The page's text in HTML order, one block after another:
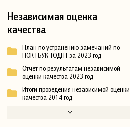
Независимая оценка
качества
План по устранению замечаний по
НОК ГБУК ТОДНТ за 2023 год
Отчет по результатам независимой
оценки качества 2023 год
Итоги проведения независимой оценки
качества 2014 год